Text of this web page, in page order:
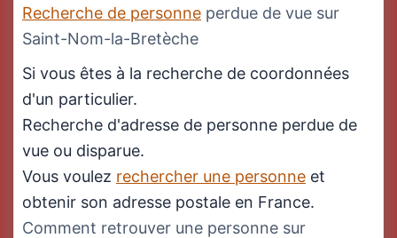
Recherche de personne perdue de vue sur
Saint-Nom-la-Bretèche
Si vous êtes à la recherche de coordonnées
d'un particulier.
Recherche d'adresse de personne perdue de
vue ou disparue.
Vous voulez rechercher une personne et
obtenir son adresse postale en France.
Comment retrouver une personne sur